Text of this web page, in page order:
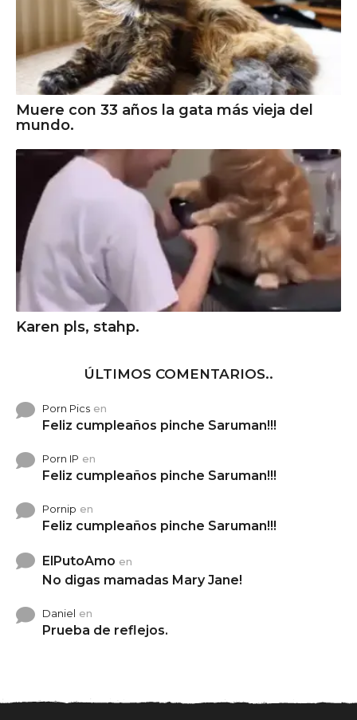
Muere con 33 años la gata más vieja del
mundo.
Karen pls, stahp.
ÚLTIMOS COMENTARIOS..
Porn Pics en
Feliz cumpleaños pinche Saruman!!!
Porn IP en
Feliz cumpleaños pinche Saruman!!!
Pornip en
Feliz cumpleaños pinche Saruman!!!
ElPutoAmo en
No digas mamadas Mary Jane!
Daniel en
Prueba de reflejos.